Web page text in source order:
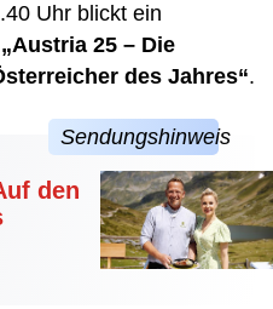
Uhr blickt ein
„Austria 25 – Die
des Jahres“.
den